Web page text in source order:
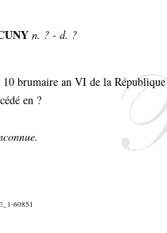
n. ? - d. ?
10 brumaire an VI de la
en ?
60851